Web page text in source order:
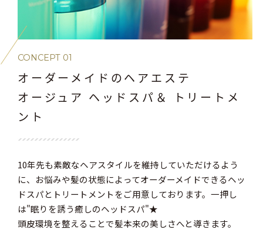
CONCEPT 01
オーダーメイドのヘアエステ
オージュア ヘッドスパ＆ トリートメ
ント
10年先も素敵なヘアスタイルを維持していただけるよう
に、お悩みや髪の状態によってオーダーメイドできるヘッ
ドスパとトリートメントをご用意しております。一押し
は"眠りを誘う癒しのヘッドスパ"★
頭皮環境を整えることで髪本来の美しさへと導きます。